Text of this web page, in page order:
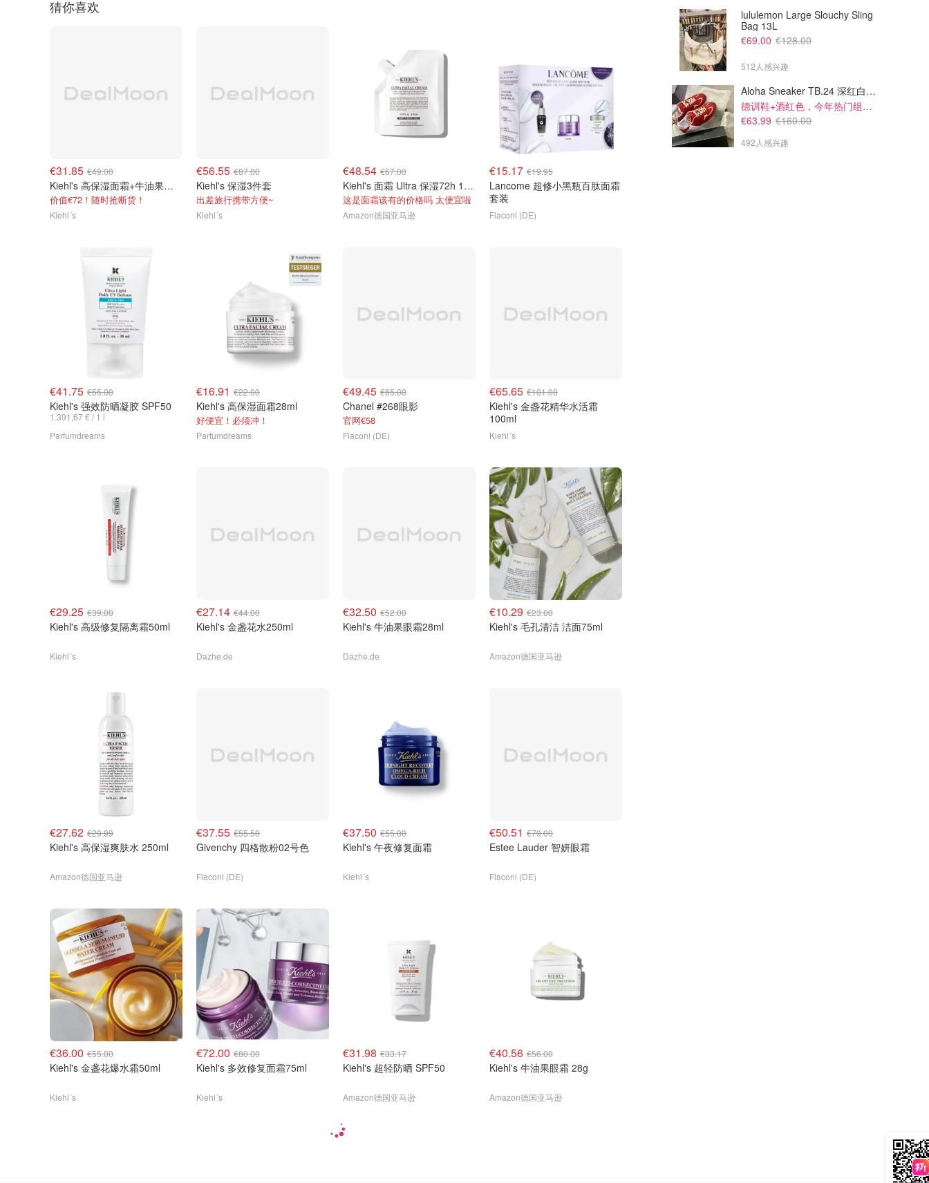
猜你喜欢
€31.85 €49.00
Kiehl's 高保湿面霜+牛油果眼霜
价值€72！随时抢断货！
Kiehl´s
€56.55 €87.00
Kiehl's 保湿3件套
出差旅行携带方便~
Kiehl´s
€48.54 €67.00
Kiehl's 面霜 Ultra 保湿72h 1升装
这是面霜该有的价格吗 太便宜啦
Amazon德国亚马逊
€15.17 €19.95
Lancome 超修小黑瓶百肽面霜
套装
Flaconi (DE)
€41.75 €55.00
Kiehl's 强效防晒凝胶 SPF50
1.391,67 € / 1 l
Parfumdreams
€16.91 €22.00
Kiehl's 高保湿面霜28ml
好便宜！必须冲！
Parfumdreams
€49.45 €65.00
Chanel #268眼影
官网€58
Flaconi (DE)
€65.65 €101.00
Kiehl's 金盏花精华水活霜
100ml
Kiehl´s
€29.25 €39.00
Kiehl's 高级修复隔离霜50ml
Kiehl´s
€27.14 €44.00
Kiehl's 金盏花水250ml
Dazhe.de
€32.50 €52.00
Kiehl's 牛油果眼霜28ml
Dazhe.de
€10.29 €23.00
Kiehl's 毛孔清洁 洁面75ml
Amazon德国亚马逊
€27.62 €29.99
Kiehl's 高保湿爽肤水 250ml
Amazon德国亚马逊
€37.55 €55.50
Givenchy 四格散粉02号色
Flaconi (DE)
€37.50 €55.00
Kiehl's 午夜修复面霜
Kiehl´s
€50.51 €79.00
Estee Lauder 智妍眼霜
Flaconi (DE)
€36.00 €55.00
Kiehl's 金盏花爆水霜50ml
Kiehl´s
€72.00 €80.00
Kiehl's 多效修复面霜75ml
Kiehl´s
€31.98 €33.17
Kiehl's 超轻防晒 SPF50
Amazon德国亚马逊
€40.56 €56.00
Kiehl's 牛油果眼霜 28g
Amazon德国亚马逊
lululemon Large Slouchy Sling
Bag 13L
€69.00 €128.00
512人感兴趣
Aloha Sneaker TB.24 深红白配色
德训鞋+酒红色，今年热门组合！
€63.99 €160.00
492人感兴趣